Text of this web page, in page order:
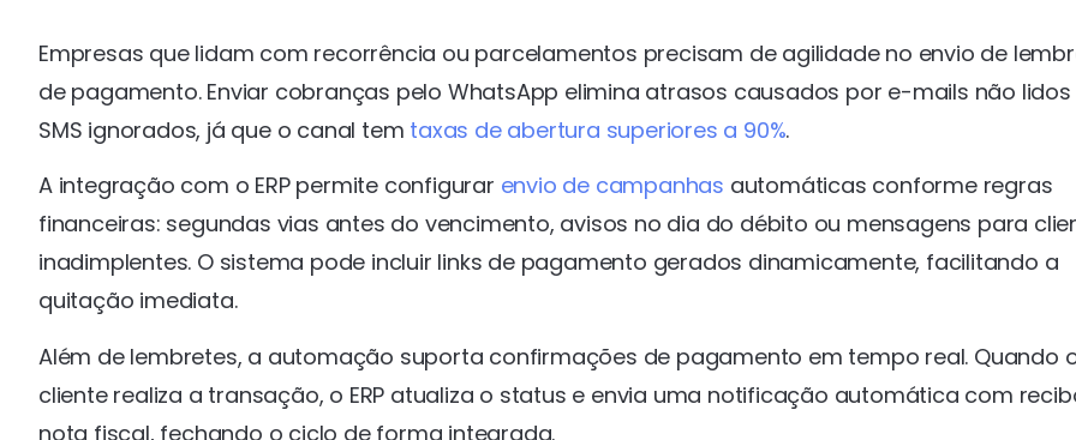
Empresas que lidam com recorrência ou parcelamentos precisam de agilidade no envio de
de pagamento. Enviar cobranças pelo WhatsApp elimina atrasos causados por e-mails não lidos
SMS ignorados, já que o canal tem taxas de abertura superiores a 90%.
A integração com o ERP permite configurar envio de campanhas automáticas conforme regras
financeiras: segundas vias antes do vencimento, avisos no dia do débito ou mensagens para
inadimplentes. O sistema pode incluir links de pagamento gerados dinamicamente, facilitando a
quitação imediata.
Além de lembretes, a automação suporta confirmações de pagamento em tempo real. Quando
cliente realiza a transação, o ERP atualiza o status e envia uma notificação automática com
nota fiscal, fechando o ciclo de forma integrada.